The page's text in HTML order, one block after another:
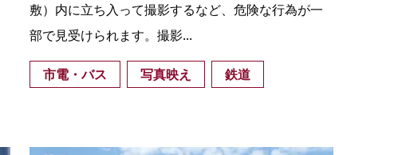
敷）内に立ち入って撮影するなど、危険な行為が一
部で見受けられます。撮影...
市電・バス 写真映え 鉄道